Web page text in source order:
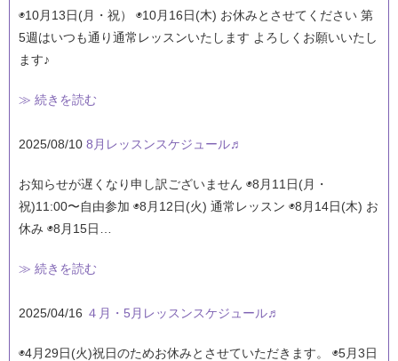
◉10月13日(月・祝） ◉10月16日(木) お休みとさせてください 第
5週はいつも通り通常レッスンいたします よろしくお願いいたし
ます♪
≫ 続きを読む
2025/08/10 8月レッスンスケジュール♬
お知らせが遅くなり申し訳ございません ◉8月11日(月・
祝)11:00〜自由参加 ◉8月12日(火) 通常レッスン ◉8月14日(木) お
休み ◉8月15日…
≫ 続きを読む
2025/04/16 ４月・5月レッスンスケジュール♬
◉4月29日(火)祝日のためお休みとさせていただきます。 ◉5月3日